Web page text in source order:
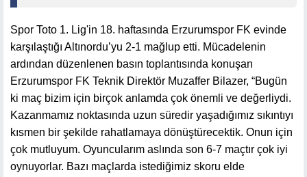
Spor Toto 1. Lig'in 18. haftasında Erzurumspor FK evinde
karşılaştığı Altınordu’yu 2-1 mağlup etti. Mücadelenin
ardından düzenlenen basın toplantısında konuşan
Erzurumspor FK Teknik Direktör Muzaffer Bilazer, “Bugün
ki maç bizim için birçok anlamda çok önemli ve değerliydi.
Kazanmamız noktasında uzun süredir yaşadığımız sıkıntıyı
kısmen bir şekilde rahatlamaya dönüştürecektik. Onun için
çok mutluyum. Oyuncularım aslında son 6-7 maçtır çok iyi
oynuyorlar. Bazı maçlarda istediğimiz skoru elde